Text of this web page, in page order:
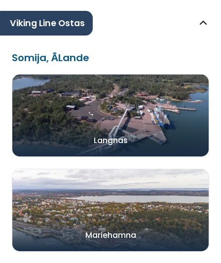
Viking Line Ostas
Somija, ĀLande
Langnas
Mariehamna